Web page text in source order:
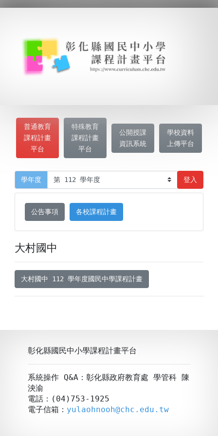
普通教育
課程計畫
平台
特殊教育
課程計畫
平台
公開授課
資訊系統
學校資料
上傳平台
學年度 登入
公告事項 各校課程計畫
大村國中
大村國中 112 學年度國民中學課程計畫
彰化縣國民中小學課程計畫平台
系統操作 Q&A：彰化縣政府教育處 學管科 陳
泱渝
電話：(04)753-1925
電子信箱： yulaohnooh@chc.edu.tw